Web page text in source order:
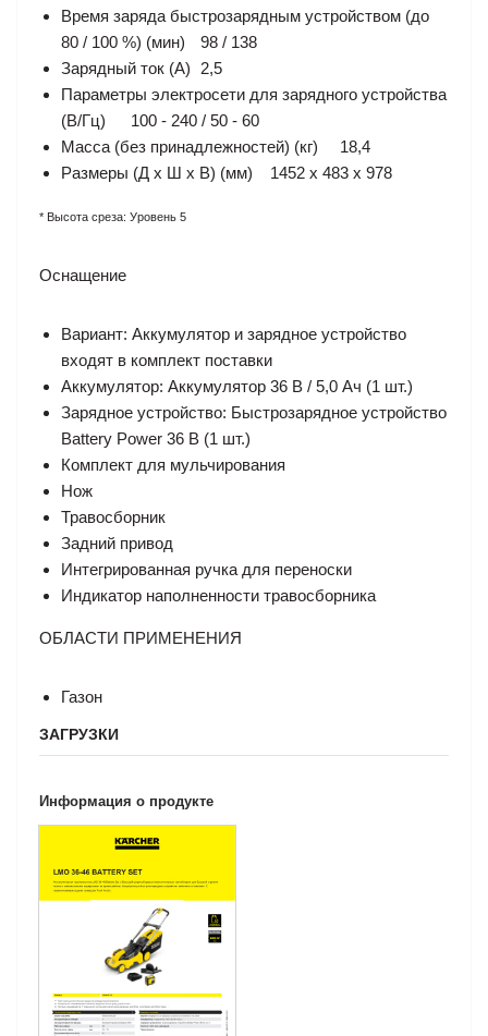
Время заряда быстрозарядным устройством (до
80 / 100 %) (мин)
98 / 138
Зарядный ток (A)
2,5
Параметры электросети для зарядного устройства
(В/Гц)
100 - 240 / 50 - 60
Масса (без принадлежностей) (кг)
18,4
Размеры (Д х Ш х В) (мм)
1452 x 483 x 978
* Высота среза: Уровень 5
Оснащение
Вариант: Аккумулятор и зарядное устройство
входят в комплект поставки
Аккумулятор: Аккумулятор 36 В / 5,0 Ач (1 шт.)
Зарядное устройство: Быстрозарядное устройство
Battery Power 36 В (1 шт.)
Комплект для мульчирования
Нож
Травосборник
Задний привод
Интегрированная ручка для переноски
Индикатор наполненности травосборника
ОБЛАСТИ ПРИМЕНЕНИЯ
Газон
ЗАГРУЗКИ
Информация о продукте